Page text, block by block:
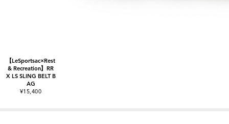
【LeSportsac×Rest
& Recreation】RR
X LS SLING BELT B
AG
¥15,400